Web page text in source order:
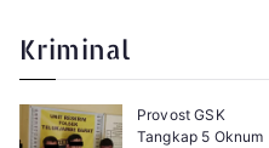
:Kriminal
Provost GSK
Tangkap 5 Oknum